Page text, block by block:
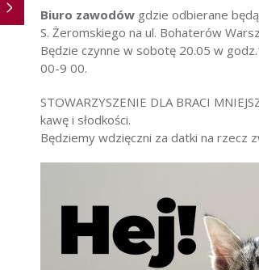
Biuro zawodów gdzie odbierane
S. Żeromskiego na ul. Bohaterów
Będzie czynne w sobotę 20.05 w
00-9 00.
STOWARZYSZENIE DLA BRACI
kawę i słodkości.
Będziemy wdzięczni za datki na rzecz